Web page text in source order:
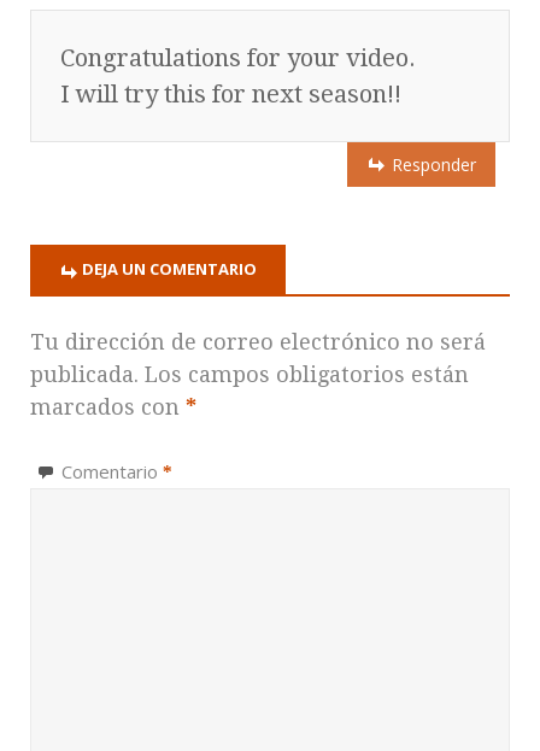
Congratulations for your video.
I will try this for next season!!
Responder
DEJA UN COMENTARIO
Tu dirección de correo electrónico no será
publicada. Los campos obligatorios están
marcados con *
Comentario *